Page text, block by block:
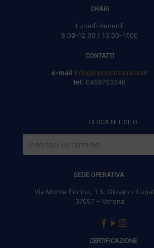
ORARI
Lunedì-Venerdì
8.00-12.00 / 13.00-17.00
CONTATTI
e-mail info@clprecinzioni.com
tel. 0458753346
CERCA NEL SITO
SEDE OPERATIVA:
Via Monte Fiorino, 1 S. Giovanni
37057 – Verona
CERTIFICAZIONE